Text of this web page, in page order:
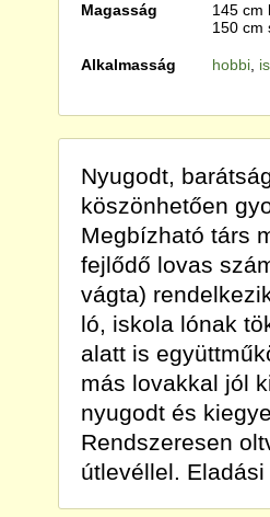
Magasság
145 cm
150 cm
Alkalmasság hobbi,
Nyugodt,
köszönhetően
Megbízható társ
fejlődő lovas
vágta)
ló, iskola lónak
alatt is
más lovakkal jól
nyugodt és
Rendszeresen
útlevéllel.